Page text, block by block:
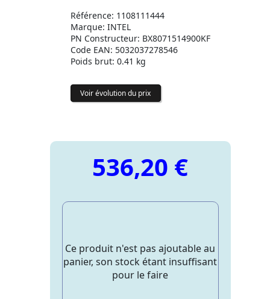
Référence: 1108111444
Marque: INTEL
PN Constructeur: BX8071514900KF
Code EAN: 5032037278546
Poids brut: 0.41 kg
Voir évolution du prix
536,20 €
Ce produit n'est pas ajoutable au
panier, son stock étant insuffisant
pour le faire